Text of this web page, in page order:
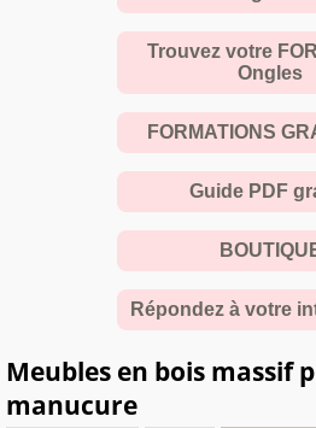
Trouvez votre
Ongles
FORMATIONS
Guide PDF
Répondez à votre
Meubles en bois massif
manucure